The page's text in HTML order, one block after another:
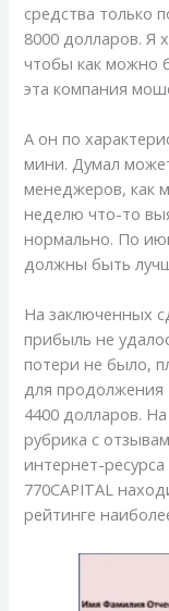
средства только
8000 долларов. Я
чтобы как можно
эта компания
А он по
мини. Думал
менеджеров, как
неделю что-то
нормально. По
должны быть
На заключенных
прибыль не
потери не было,
для продолжения
4400 долларов.
рубрика с
интернет-
770CAPITAL
рейтинге